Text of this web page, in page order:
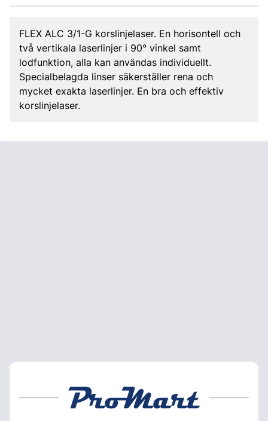
FLEX ALC 3/1-G korslinjelaser. En horisontell och
två vertikala laserlinjer i 90° vinkel samt
lodfunktion, alla kan användas individuellt.
Specialbelagda linser säkerställer rena och
mycket exakta laserlinjer. En bra och effektiv
korslinjelaser.